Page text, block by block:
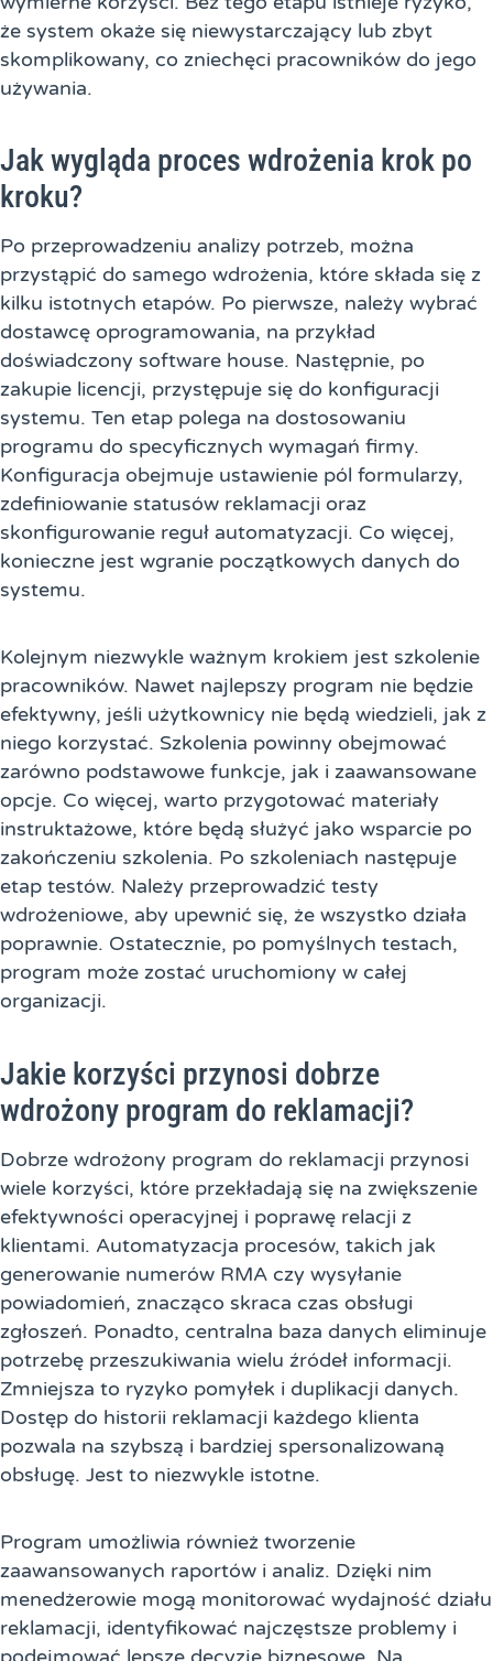
że system okaże się niewystarczający lub zbyt
skomplikowany, co zniechęci pracowników do jego
używania.
Jak wygląda proces wdrożenia krok po
kroku?
Po przeprowadzeniu analizy potrzeb, można
przystąpić do samego wdrożenia, które składa się z
kilku istotnych etapów. Po pierwsze, należy wybrać
dostawcę oprogramowania, na przykład
doświadczony software house. Następnie, po
zakupie licencji, przystępuje się do konfiguracji
systemu. Ten etap polega na dostosowaniu
programu do specyficznych wymagań firmy.
Konfiguracja obejmuje ustawienie pól formularzy,
zdefiniowanie statusów reklamacji oraz
skonfigurowanie reguł automatyzacji. Co więcej,
konieczne jest wgranie początkowych danych do
systemu.
Kolejnym niezwykle ważnym krokiem jest szkolenie
pracowników. Nawet najlepszy program nie będzie
efektywny, jeśli użytkownicy nie będą wiedzieli, jak z
niego korzystać. Szkolenia powinny obejmować
zarówno podstawowe funkcje, jak i zaawansowane
opcje. Co więcej, warto przygotować materiały
instruktażowe, które będą służyć jako wsparcie po
zakończeniu szkolenia. Po szkoleniach następuje
etap testów. Należy przeprowadzić testy
wdrożeniowe, aby upewnić się, że wszystko działa
poprawnie. Ostatecznie, po pomyślnych testach,
program może zostać uruchomiony w całej
organizacji.
Jakie korzyści przynosi dobrze
wdrożony program do reklamacji?
Dobrze wdrożony program do reklamacji przynosi
wiele korzyści, które przekładają się na zwiększenie
efektywności operacyjnej i poprawę relacji z
klientami. Automatyzacja procesów, takich jak
generowanie numerów RMA czy wysyłanie
powiadomień, znacząco skraca czas obsługi
zgłoszeń. Ponadto, centralna baza danych eliminuje
potrzebę przeszukiwania wielu źródeł informacji.
Zmniejsza to ryzyko pomyłek i duplikacji danych.
Dostęp do historii reklamacji każdego klienta
pozwala na szybszą i bardziej spersonalizowaną
obsługę. Jest to niezwykle istotne.
Program umożliwia również tworzenie
zaawansowanych raportów i analiz. Dzięki nim
menedżerowie mogą monitorować wydajność działu
reklamacji, identyfikować najczęstsze problemy i